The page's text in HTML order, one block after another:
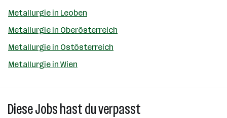
Metallurgie in Leoben
Metallurgie in Oberösterreich
Metallurgie in Ostösterreich
Metallurgie in Wien
Diese Jobs hast du verpasst